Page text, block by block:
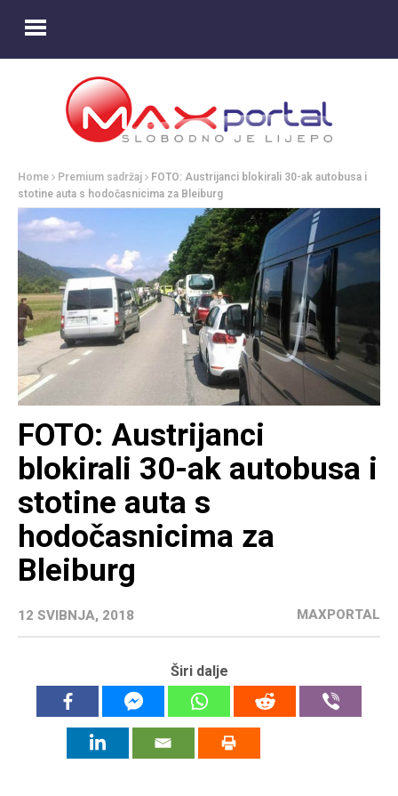
Home Premium sadržaj
FOTO: Austrijanci blokirali 30-ak autobusa i
stotine auta s hodočasnicima za Bleiburg
FOTO: Austrijanci
blokirali 30-ak autobusa i
stotine auta s
hodočasnicima za
Bleiburg
12 SVIBNJA, 2018 MAXPORTAL
Širi dalje